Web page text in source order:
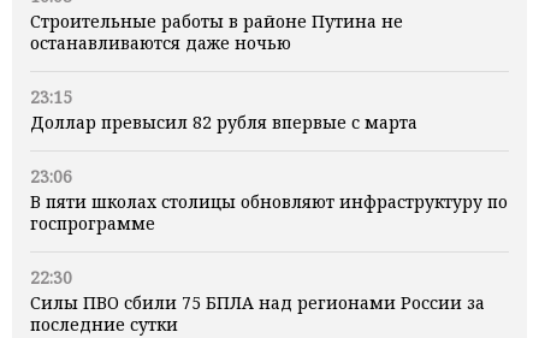
Строительные работы в районе Путина не
останавливаются даже ночью
23:15
Доллар превысил 82 рубля впервые с марта
23:06
В пяти школах столицы обновляют инфраструктуру по
госпрограмме
22:30
Силы ПВО сбили 75 БПЛА над регионами России за
последние сутки